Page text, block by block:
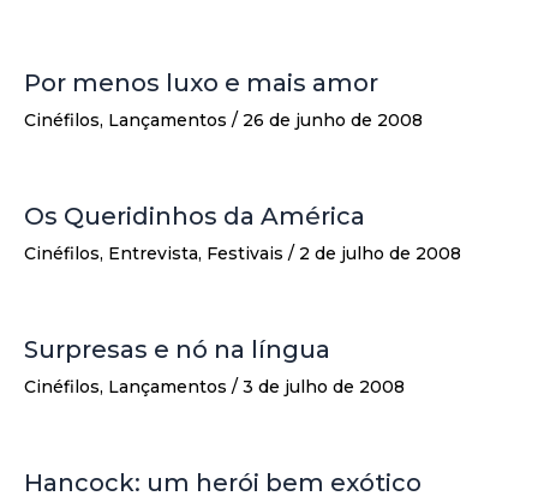
Por menos luxo e mais amor
Cinéfilos, Lançamentos / 26 de junho de 2008
Os Queridinhos da América
Cinéfilos, Entrevista, Festivais / 2 de julho de 2008
Surpresas e nó na língua
Cinéfilos, Lançamentos / 3 de julho de 2008
Hancock: um herói bem exótico